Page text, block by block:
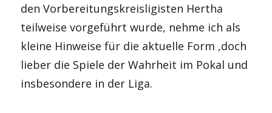
den Vorbereitungskreisligisten Hertha
teilweise vorgeführt wurde, nehme ich als
kleine Hinweise für die aktuelle Form ,doch
lieber die Spiele der Wahrheit im Pokal und
insbesondere in der Liga.